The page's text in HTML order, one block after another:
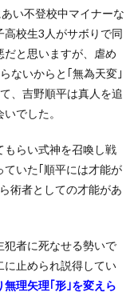
い不登校中マイナーな
校生3人がサボりで同
だと思いますが、虐め
ないからと｢無為天変｣
、吉野順平は真人を追
でした。
もらい式神を召喚し戦
いた｢順平には才能が
術者としての才能があ
犯者に死なせる勢いで
に止められ説得してい
理矢理｢形｣を変えら